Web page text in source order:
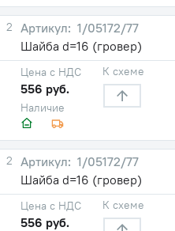
2
1/05172/77
Шайба d=16 (гровер)
Наличие
Цена с НДС
556 руб.
К схеме
2
1/05172/77
Шайба d=16 (гровер)
Цена с НДС
556 руб.
К схеме